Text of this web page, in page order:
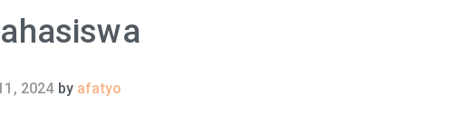
2024by afatyo